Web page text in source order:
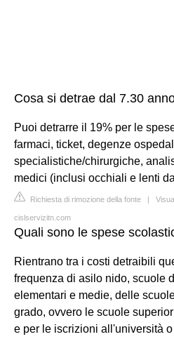
Cosa si detrae dal 7.30
Puoi detrarre il 19% per le
farmaci, ticket, degenze
specialistiche/chirurgiche,
medici (inclusi occhiali e lenti
Richiesta di rimozione della fonte |
cislservizitn.com
Quali sono le spese
Rientrano tra i costi detraibili
frequenza di asilo nido, scuole
elementari e medie, delle
grado, ovvero le scuole
e per le iscrizioni all'università